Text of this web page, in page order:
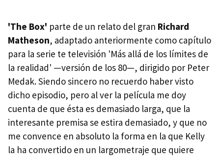
'The Box' parte de un relato del gran Richard
Matheson, adaptado anteriormente como capítulo
para la serie te televisión 'Más allá de los límites de
la realidad' —versión de los 80—, dirigido por Peter
Medak. Siendo sincero no recuerdo haber visto
dicho episodio, pero al ver la película me doy
cuenta de que ésta es demasiado larga, que la
interesante premisa se estira demasiado, y que no
me convence en absoluto la forma en la que Kelly
la ha convertido en un largometraje que quiere